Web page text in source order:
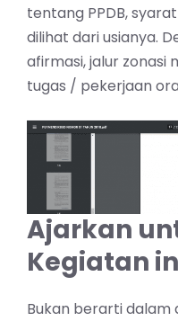
tentang PPDB,
dilihat dari usianya.
afirmasi, jalur zonasi
tugas / pekerjaan
Ajarkan
Kegiatan
Bukan berarti dalam